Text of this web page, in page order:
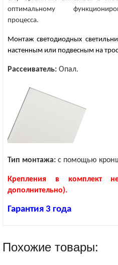
оптимальному
процесса.
Монтаж светодиодных
настенным или подвесным на
Рассеиватель: Опал.
Тип монтажа: с помощью
Крепления в комплект
дополнительно).
Гарантия 3 года
Похожие товары: